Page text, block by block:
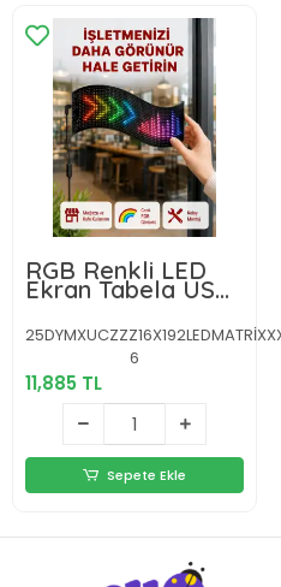
RGB Renkli LED
Ekran Tabela USB
Bağlantılı ve
Kayan Yazı
Destekli 6
11,885 TL
Sepete Ekle